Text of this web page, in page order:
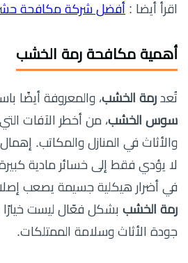
اقرأ أيضا : أفضل شركة مكافحة
أهمية مكافحة رمة الخشب
تُعد رمة الخشب، والمعروفة أيضًا
سوس الخشب، من أخطر الآفات
والأثاث في المنازل والمكاتب.
لا يؤدي فقط إلى خسائر مادية
في أضرار هيكلية جسيمة يصعب
رمة الخشب بشكل فعّال ليست
جودة الأثاث وسلامة الممتلكات.